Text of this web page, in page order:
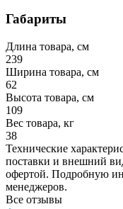
Габариты
Длина товара, см
239
Ширина товара, см
62
Высота товара, см
109
Вес товара, кг
38
Технические
поставки и внешний
офертой. Подробную
менеджеров.
Все отзывы